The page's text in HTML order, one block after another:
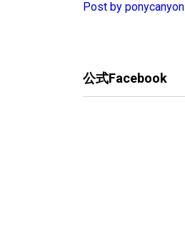
Post by ponycanyon
公式Facebook